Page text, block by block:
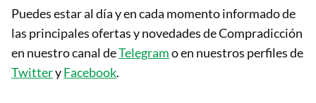
Puedes estar al día y en cada momento informado de
las principales ofertas y novedades de Compradicción
en nuestro canal deTelegramo en nuestros perfiles de
TwitteryFacebook.